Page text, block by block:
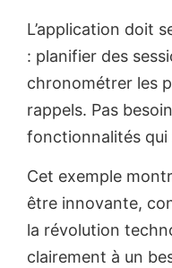
L’application doit
: planifier des
chronométrer les
rappels. Pas
fonctionnalités qui
Cet exemple
être innovante,
la révolution
clairement à un